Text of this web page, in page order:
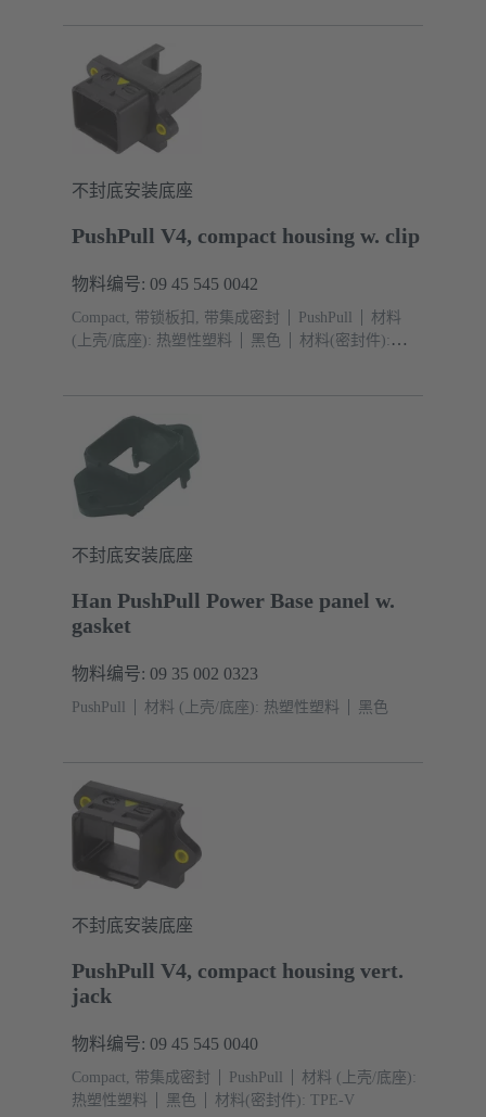
不封底安装底座
PushPull V4, compact housing w. clip
物料编号: 09 45 545 0042
Compact, 带锁板扣, 带集成密封 PushPull
材料
(上壳/底座): 热塑性塑料
黑色
材料(密封件):
不封底安装底座
Han PushPull Power Base panel w.
gasket
物料编号: 09 35 002 0323
PushPull 材料 (上壳/底座): 热塑性塑料 黑色
不封底安装底座
PushPull V4, compact housing vert.
jack
物料编号: 09 45 545 0040
Compact, 带集成密封 PushPull
材料 (上壳/底座):
热塑性塑料
黑色 材料(密封件): TPE-V